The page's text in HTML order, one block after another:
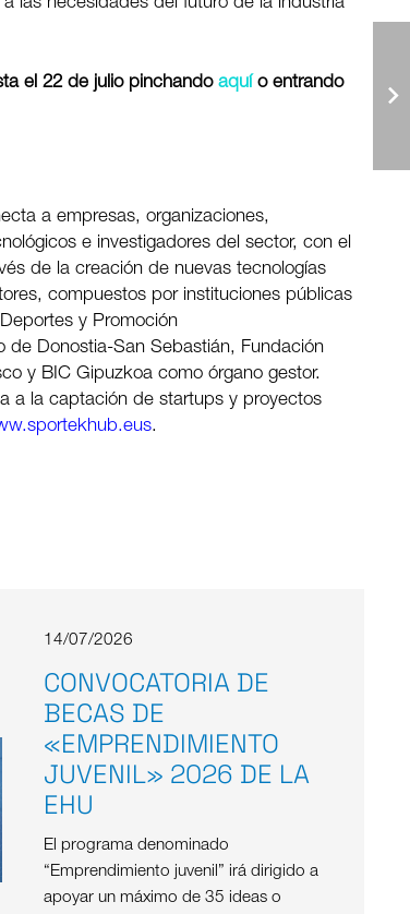
el 22 de julio pinchandoaquí o entrando
a empresas, organizaciones,
e investigadores del sector, con el
de la creación de nuevas tecnologías
compuestos por instituciones públicas
y Promoción
de Donostia-San Sebastián, Fundación
y BIC Gipuzkoa como órgano gestor.
a la captación de startups y proyectos
.
14/07/2026
CONVOCATORIA DE
BECAS DE
«EMPRENDIMIENTO
JUVENIL» 2026 DE LA
EHU
El programa denominado
“Emprendimiento juvenil” irá dirigido a
apoyar un máximo de 35 ideas o